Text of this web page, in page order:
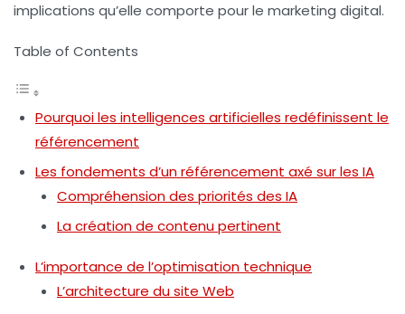
implications qu’elle comporte pour le marketing digital.
Table of Contents
Pourquoi les intelligences artificielles redéfinissent le
référencement
Les fondements d’un référencement axé sur les IA
Compréhension des priorités des IA
La création de contenu pertinent
L’importance de l’optimisation technique
L’architecture du site Web